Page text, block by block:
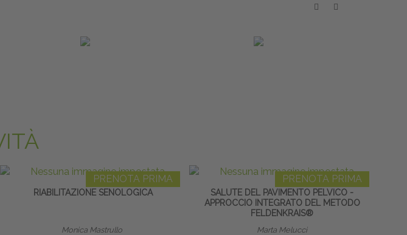
PRENOTA PRIMA
RIABILITAZIONE SENOLOGICA
Monica Mastrullo
PRENOTA PRIMA
SALUTE DEL PAVIMENTO PELVICO -
APPROCCIO INTEGRATO DEL METODO
FELDENKRAIS®
Marta Melucci